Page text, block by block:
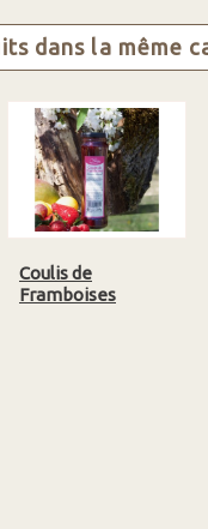
dans la même
Coulis de
Framboises